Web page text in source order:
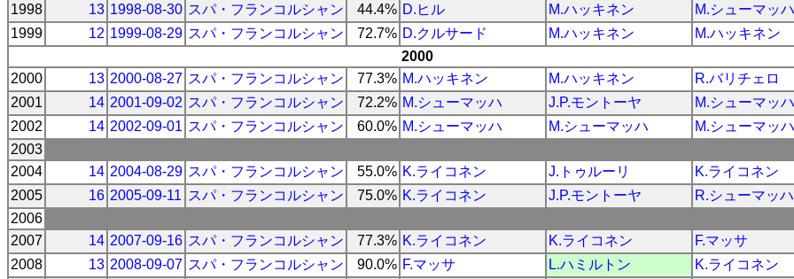
1998
13 1998-08-30 スパ・フランコルシャン 44.4% D.ヒル M.ハッキネン
M.シューマッハ
1999
12 1999-08-29 スパ・フランコルシャン 72.7% D.クルサード M.ハッキネン
M.ハッキネン
2000
2000
13 2000-08-27 スパ・フランコルシャン 77.3% M.ハッキネン M.ハッキネン
R.バリチェロ
2001
14 2001-09-02 スパ・フランコルシャン 72.2% M.シューマッハ J.P.モントーヤ
M.シューマッハ
2002
14 2002-09-01 スパ・フランコルシャン 60.0% M.シューマッハ M.シューマッハ
M.シューマッハ
2003
2004
14 2004-08-29 スパ・フランコルシャン 55.0% K.ライコネン J.トゥルーリ
K.ライコネン
2005
16 2005-09-11 スパ・フランコルシャン 75.0% K.ライコネン J.P.モントーヤ
R.シューマッハ
2006
2007
14 2007-09-16 スパ・フランコルシャン 77.3% K.ライコネン K.ライコネン
F.マッサ
2008
13 2008-09-07 スパ・フランコルシャン 90.0% F.マッサ L.ハミルトン K.ライコネン